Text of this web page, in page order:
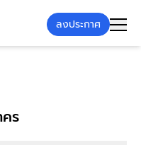
ลงประกาศ
ร